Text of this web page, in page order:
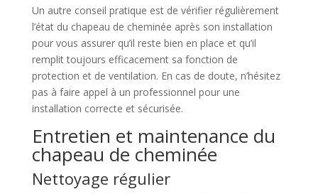
Un autre conseil pratique est de vérifier régulièrement
l’état du chapeau de cheminée après son installation
pour vous assurer qu’il reste bien en place et qu’il
remplit toujours efficacement sa fonction de
protection et de ventilation. En cas de doute, n’hésitez
pas à faire appel à un professionnel pour une
installation correcte et sécurisée.
Entretien et maintenance du
chapeau de cheminée
Nettoyage régulier